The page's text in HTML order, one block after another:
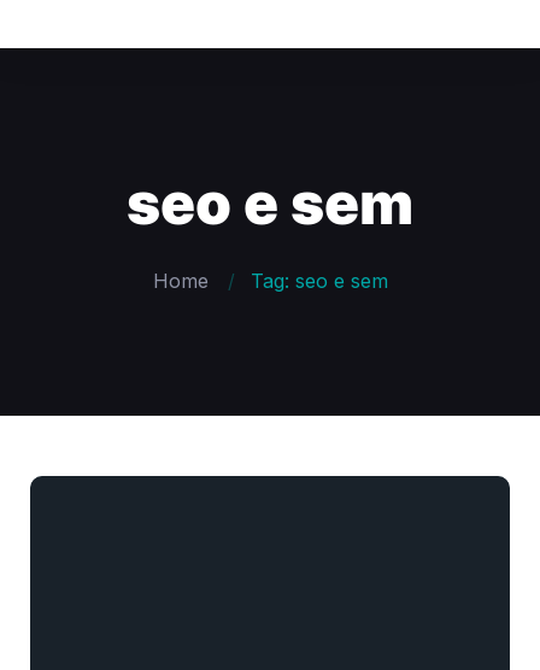
seo e sem
Home Tag: seo e sem